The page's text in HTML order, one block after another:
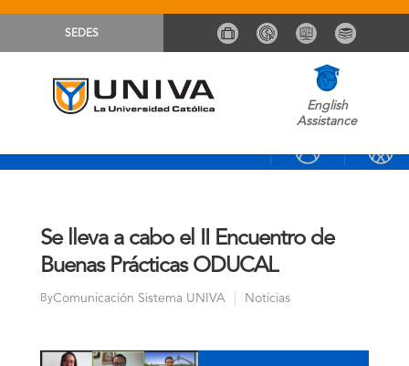
SEDES
English
Assistance
Se lleva a cabo el II Encuentro de
Buenas Prácticas ODUCAL
ByComunicación Sistema UNIVA Noticias